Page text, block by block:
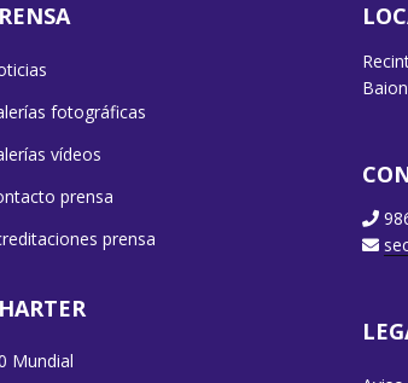
fotográficas
vídeos
prensa
prensa
Mundial